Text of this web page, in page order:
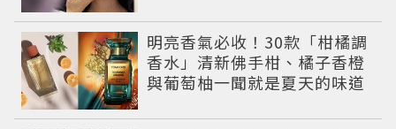
明亮香氣必收！30款「柑橘調
香水」清新佛手柑、橘子香橙
與葡萄柚一聞就是夏天的味道